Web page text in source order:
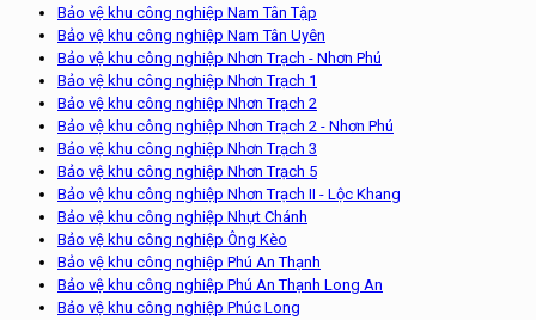
Bảo vệ khu công nghiệp Nam Tân Tập
Bảo vệ khu công nghiệp Nam Tân Uyên
Bảo vệ khu công nghiệp Nhơn Trạch - Nhơn Phú
Bảo vệ khu công nghiệp Nhơn Trạch 1
Bảo vệ khu công nghiệp Nhơn Trạch 2
Bảo vệ khu công nghiệp Nhơn Trạch 2 - Nhơn Phú
Bảo vệ khu công nghiệp Nhơn Trạch 3
Bảo vệ khu công nghiệp Nhơn Trạch 5
Bảo vệ khu công nghiệp Nhơn Trạch II - Lộc Khang
Bảo vệ khu công nghiệp Nhựt Chánh
Bảo vệ khu công nghiệp Ông Kèo
Bảo vệ khu công nghiệp Phú An Thạnh
Bảo vệ khu công nghiệp Phú An Thạnh Long An
Bảo vệ khu công nghiệp Phúc Long